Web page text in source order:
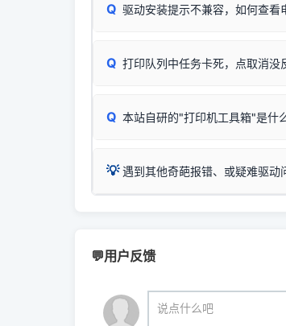
：Epson L4266、L4268、
：Canon G3820、G3821、
咱几乎每天都在远程帮网友安装各
🎯 检验标准：只要驱动顺利装完，
结显示名称上的细微差别。
✅ 建议首先自查：打印机本身是
检查操作面板上是否有类似无线
若打印机本身带有网口/WiFi，请直
（备选方案）通过"网络打印共享器"
Q 驱动安装提示不兼容，如何查看
系
观
⚠️ ARM架构笔记本提醒：若您的
X86/X64 驱动将无法兼容，必须联
Q 打印队列中任务卡死，点取消没
进
在
Q 本站自研的"打印机工具箱"是什
一键重启打印服务，清除各种顽
智能扫描并查看打印机当前的真
💡 遇到其他奇葩报错、或疑难驱动
💬用户反馈
说点什么吧